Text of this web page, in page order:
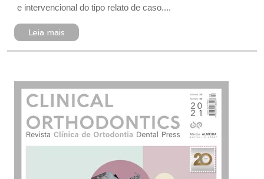
e intervencional do tipo relato de caso....
Leia mais